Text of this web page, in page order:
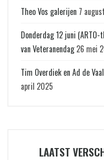
Theo Vos galerijen 7
Donderdag 12 juni
van Veteranendag 26 mei
Tim Overdiek en Ad de
april 2025
LAATST